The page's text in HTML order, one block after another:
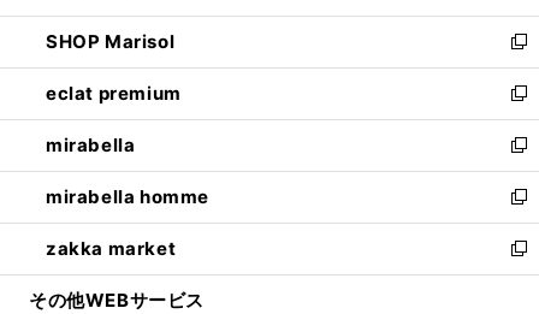
開
く
ウ
で
開
く
ン
ド
ウ
で
開
く
ウ
ィ
ン
ド
ウ
で
開
く
し
い
ウ
ィ
ン
ド
ウ
で
開
く
SHOP Marisol
新
し
い
ウ
ィ
ン
ド
ウ
で
開
eclat premium
新
し
い
ウ
ィ
ン
ド
ウ
mirabella
新
し
い
ウ
ィ
ン
mirabella homme
新
し
い
ウ
zakka market
新
し
その他WEBサービス